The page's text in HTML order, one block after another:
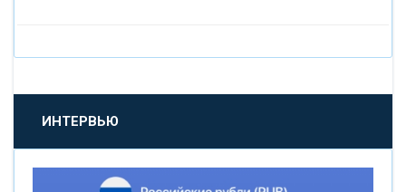
«БАНК САНКТ-ПЕТЕРБУРГ»
«ПРОМСВЯЗЬБАНК»
«НОВИКОМБАНК»
ИНТЕРВЬЮ